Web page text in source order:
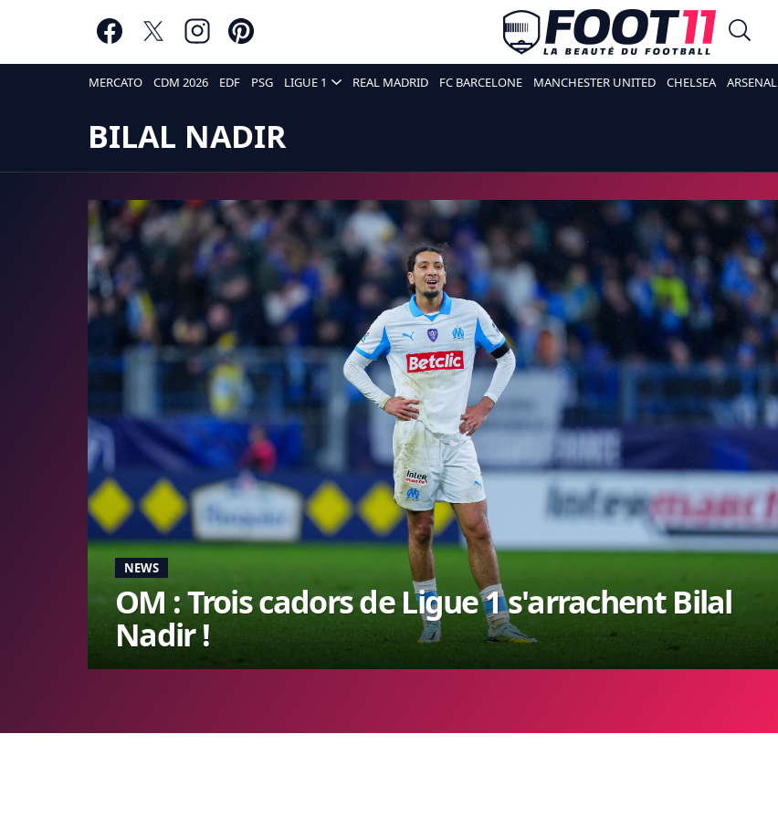
MERCATO CDM 2026 EDF PSG LIGUE 1 REAL MADRID FC BARCELONE MANCHESTER UNITED CHELSEA ARSENAL
BILAL NADIR
NEWS
OM : Trois cadors de Ligue 1 s'arrachent Bilal
Nadir !